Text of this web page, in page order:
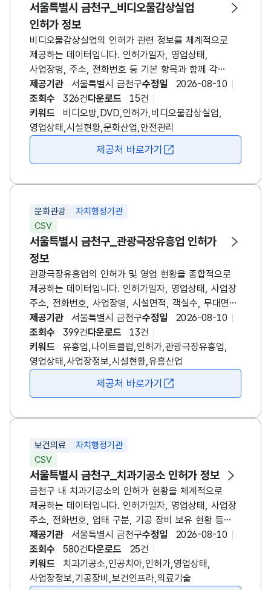
서울특별시 금천구_비디오물감상실업
인허가 정보
비디오물감상실업의 인허가 관련 정보를 체계적으로
제공하는 데이터입니다. 인허가일자, 영업상태,
사업장명, 주소, 전화번호 등 기본 항목과 함께 각
사업장의 영업 현황, 위치, 시설 규모, 안전 및 편의시설
등 세부 정보가 포함되어 있습니다. 이를 통해 업종별
현황 파악, 정책 수립, 창업 준비, 지역 내 문화시설
분포 분석 등에 활용할 수 있습니다. 또한 해당
데이터는 지도 기반 서비스 개발, 상권 분석, 문화산업
연구, 시설 안전 관리, 지역 문화 인프라 확충 등 다양한
기업 모두에 유용한 기초 자료로 쓰입니다.
제공기관 서울특별시 금천구수정일
2026-08-10
조회수
326건다운로드
15건
키워드
비디오방,DVD,인허가,비디오물감상실업,
영업상태,시설현황,문화산업,안전관리
새창 열림
제공처 바로가기
문화관광
자치행정기관
CSV
서울특별시 금천구_관광극장유흥업 인허가
정보
관광극장유흥업의 인허가 및 영업 현황을 종합적으로
제공하는 데이터입니다. 인허가일자, 영업상태, 사업장
주소, 전화번호, 사업장명, 시설면적, 객실수, 무대면적,
부대시설, 보험 정보 등 다양한 항목을 포함하고
있습니다. 이를 통해 유흥업소 창업 준비, 운영 현황
파악, 정책 수립, 지역 내 업소 분포 및 시설 규모 분석,
안전 점검 등에 활용할 수 있습니다. 또한 해당
데이터는 관광·유흥 산업 동향 분석, 시설 안전 관리
강화, 지역 상권 변화 파악, 서비스 품질 향상 방안 마련
연구기관·민간 부문 모두에서 실효성 있게 활용할 수
제공기관 서울특별시 금천구수정일
2026-08-10
조회수
399건다운로드
13건
키워드
유흥업,나이트클럽,인허가,관광극장유흥업,
영업상태,사업장정보,시설현황,유흥산업
새창 열림
제공처 바로가기
보건의료
자치행정기관
CSV
서울특별시 금천구_치과기공소 인허가 정보
금천구 내 치과기공소의 인허가 현황을 체계적으로
제공하는 데이터입니다. 인허가일자, 영업상태, 사업장
주소, 전화번호, 업태 구분, 기공 장비 보유 현황 등
주요 정보를 포함하며, 기공용 장비의 종류와 수량,
영업상태 변동 이력 등 세부 사항도 확인할 수
있습니다. 이를 통해 치과기공소의 운영 실태와 장비
인프라를 분석할 수 있으며, 치과 보건 정책 수립,
제공기관 서울특별시 금천구수정일
2026-08-10
조회수
580건다운로드
25건
키워드
치과기공소,인공치아,인허가,영업상태,
사업장정보,기공장비,보건인프라,의료기술